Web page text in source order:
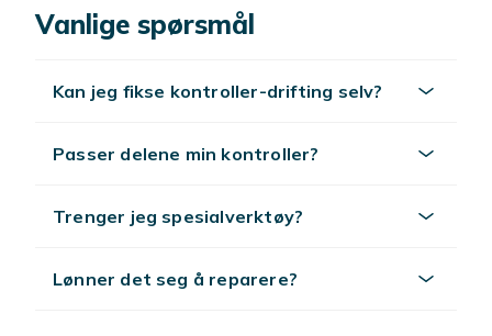
Styrepinnen slites først
nye analogmoduler gir kontrolleren
Skall og knappesett
klikket tilbake – kontrolleren kommer ut som
Batterilokk og småting
Vanlige spørsmål
Kan jeg fikse kontroller-drifting selv?
Passer delene min kontroller?
Trenger jeg spesialverktøy?
Lønner det seg å reparere?